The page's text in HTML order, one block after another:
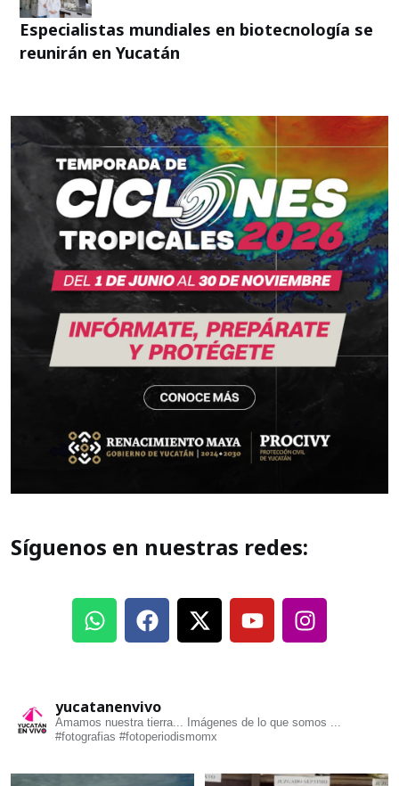
Especialistas mundiales en biotecnología se
reunirán en Yucatán
Síguenos en nuestras redes:
yucatanenvivo
Amamos nuestra tierra... Imágenes de lo que somos ...
#fotografias #fotoperiodismomx